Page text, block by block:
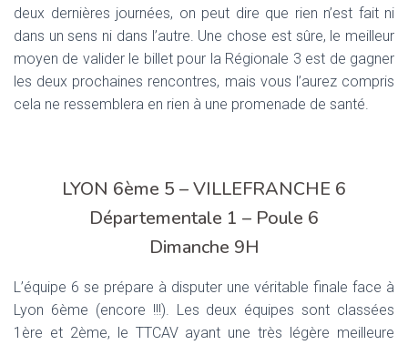
deux dernières journées, on peut dire que rien n’est fait ni
dans un sens ni dans l’autre. Une chose est sûre, le meilleur
moyen de valider le billet pour la Régionale 3 est de gagner
les deux prochaines rencontres, mais vous l’aurez compris
cela ne ressemblera en rien à une promenade de santé.
LYON 6ème 5 – VILLEFRANCHE 6
Départementale 1 – Poule 6
Dimanche 9H
L’équipe 6 se prépare à disputer une véritable finale face à
Lyon 6ème (encore !!!). Les deux équipes sont classées
1ère et 2ème, le TTCAV ayant une très légère meilleure